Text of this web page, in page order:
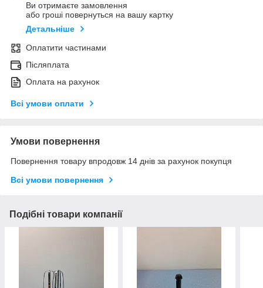
Ви отримаєте замовлення
або гроші повернуться на вашу картку
Детальніше
Оплатити частинами
Післяплата
Оплата на рахунок
Всі умови оплати
Умови повернення
Повернення товару впродовж 14 днів за рахунок покупця
Всі умови повернення
Подібні товари компанії